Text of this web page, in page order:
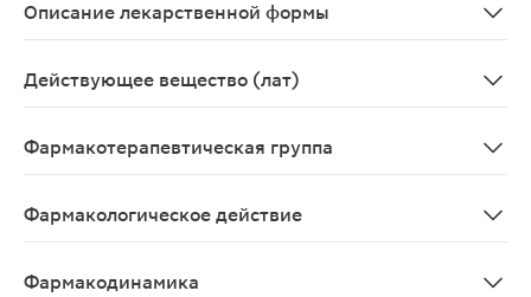
Описание лекарственной формы
Действующее вещество (лат)
Фармакотерапевтическая группа
Фармакологическое действие
Фармакодинамика